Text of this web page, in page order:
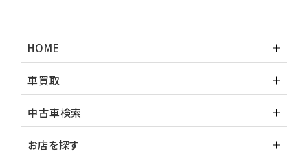
HOME
車買取
中古車検索
お店を探す